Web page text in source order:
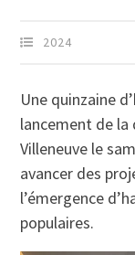
2024
Une quinzaine
lancement de
Villeneuve le
avancer des
l’émergence
populaires.